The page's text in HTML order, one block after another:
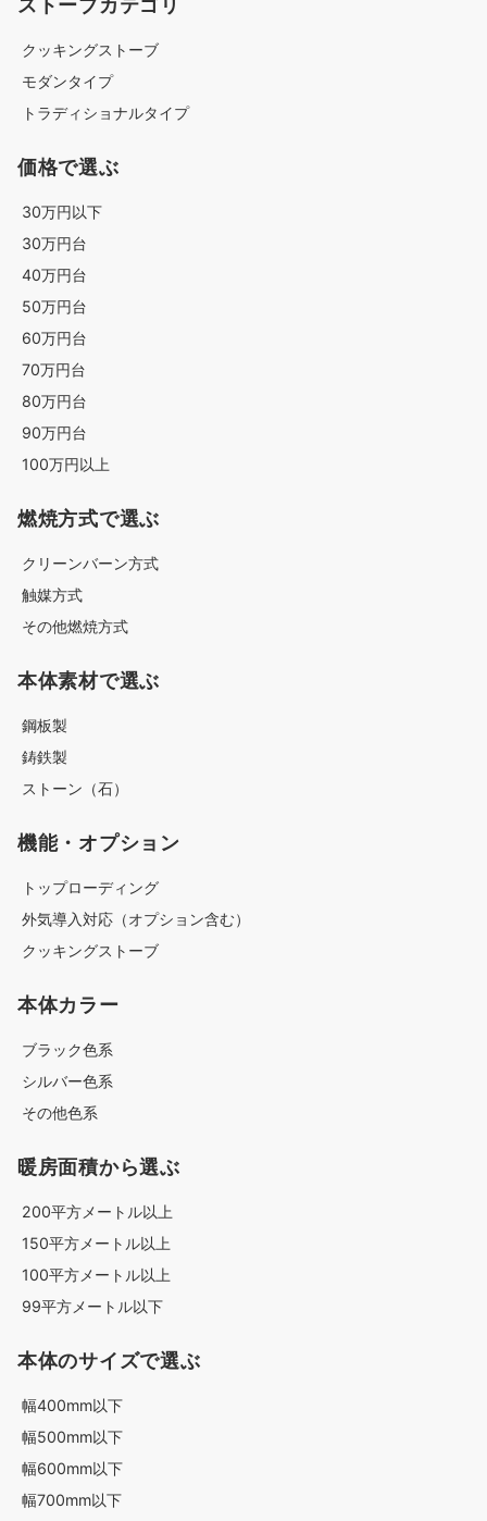
クッキングストーブ
モダンタイプ
トラディショナルタイプ
価格で選ぶ
30万円以下
30万円台
40万円台
50万円台
60万円台
70万円台
80万円台
90万円台
100万円以上
燃焼方式で選ぶ
クリーンバーン方式
触媒方式
その他燃焼方式
本体素材で選ぶ
鋼板製
鋳鉄製
ストーン（石）
機能・オプション
トップローディング
外気導入対応（オプション含む）
クッキングストーブ
本体カラー
ブラック色系
シルバー色系
その他色系
暖房面積から選ぶ
200平方メートル以上
150平方メートル以上
100平方メートル以上
99平方メートル以下
本体のサイズで選ぶ
幅400mm以下
幅500mm以下
幅600mm以下
幅700mm以下